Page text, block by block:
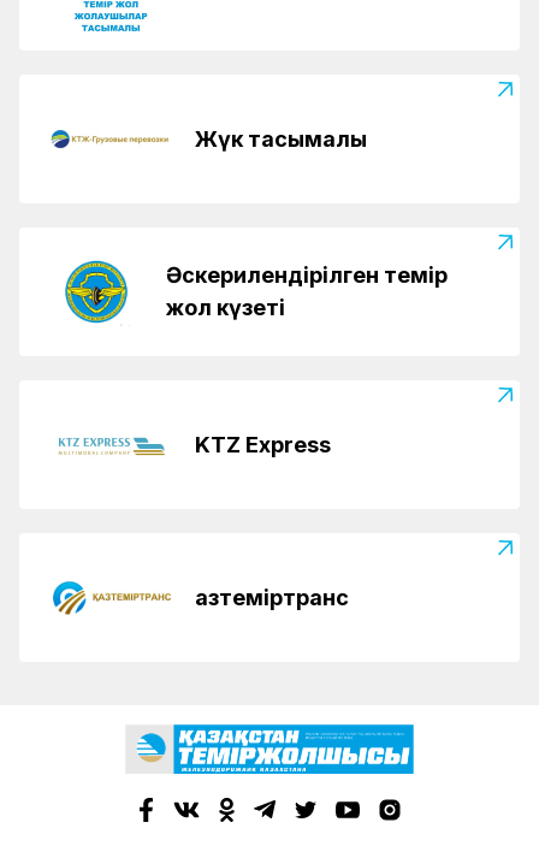
Жүк тасымалы
Әскерилендірілген темір
жол күзеті
KTZ Express
Қазтеміртранс